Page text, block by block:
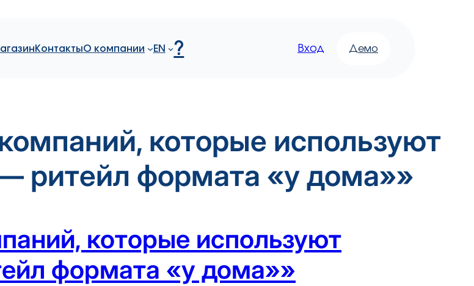
КонтактыО компании EN ? Вход Демо
которые используют
ритейл формата «у дома»»
которые используют
формата «у дома»»